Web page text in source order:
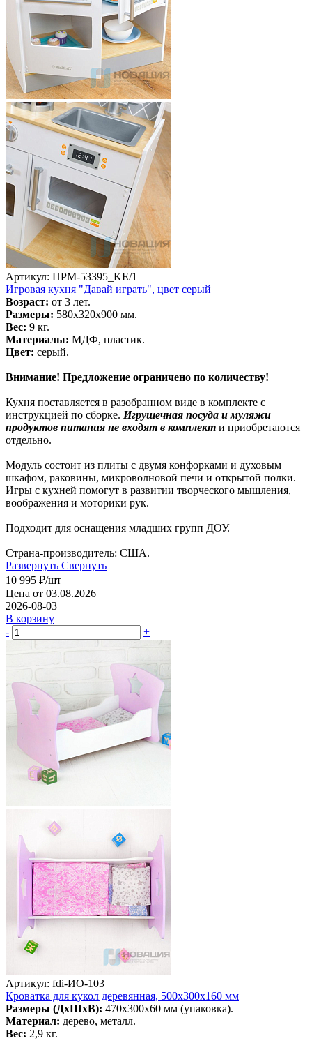
Артикул: ПРМ-53395_KE/1
Игровая кухня "Давай играть", цвет серый
Возраст: от 3 лет.
Размеры: 580х320х900 мм.
Вес: 9 кг.
Материалы: МДФ, пластик.
Цвет: серый.
Внимание! Предложение ограничено по количеству!
Кухня поставляется в разобранном виде в комплекте с
инструкцией по сборке. Игрушечная посуда и муляжи
продуктов питания не входят в комплект и приобретаются
отдельно.
Модуль состоит из плиты с двумя конфорками и духовым
шкафом, раковины, микроволновой печи и открытой полки.
Игры с кухней помогут в развитии творческого мышления,
воображения и моторики рук.
Подходит для оснащения младших групп ДОУ.
Страна-производитель: США.
Развернуть Свернуть
10 995 ₽/шт
Цена от 03.08.2026
2026-08-03
В корзину
-
+
Артикул: fdi-ИО-103
Кроватка для кукол деревянная, 500х300х160 мм
Размеры (ДхШхВ): 470х300х60 мм (упаковка).
Материал: дерево, металл.
Вес: 2,9 кг.